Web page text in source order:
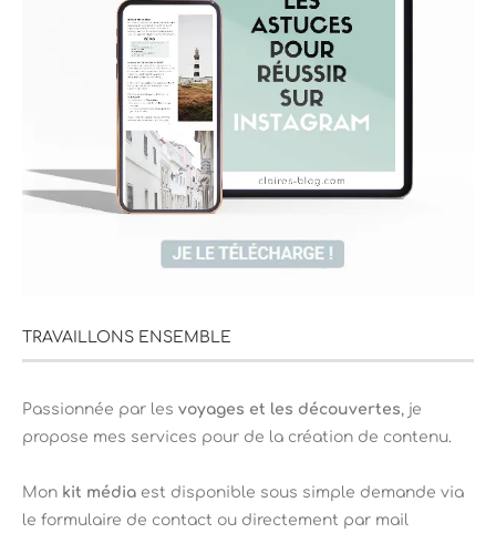
TRAVAILLONS ENSEMBLE
Passionnée par les voyages et les découvertes, je
propose mes services pour de la création de contenu.
Mon kit média est disponible sous simple demande via
le formulaire de contact ou directement par mail